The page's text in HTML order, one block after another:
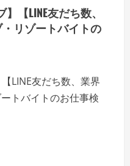
【LINE友だち数、
リゾートバイトの
LINE友だち数、業界
トバイトのお仕事検